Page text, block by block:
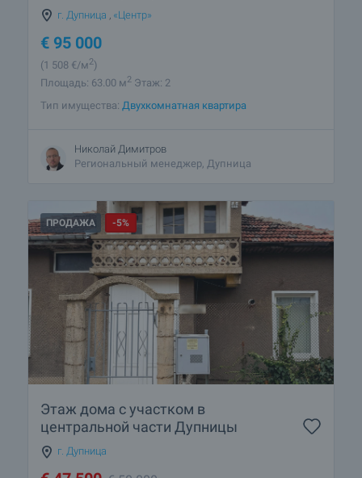
г. Дупница «Центр»
€ 95 000
(1 508 €/м2)
Площадь: 63.00 м2 Этаж: 2
Тип имущества: Двухкомнатная квартира
Николай Димитров
Региональный менеджер, Дупница
ПРОДАЖА -5%
Этаж дома с участком в
центральной части Дупницы
г. Дупница